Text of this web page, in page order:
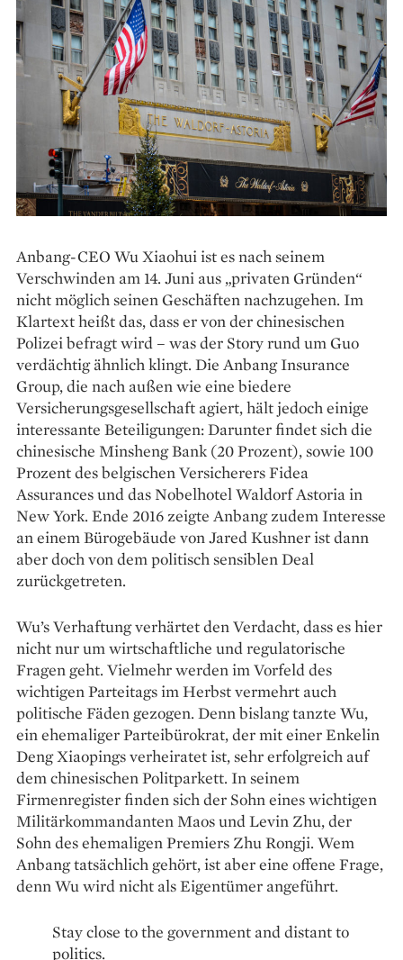
Anbang-CEO Wu Xiaohui ist es nach seinem
Verschwinden am 14. Juni aus „privaten Gründen“
nicht möglich seinen Geschäften nachzugehen. Im
Klartext heißt das, dass er von der chinesischen
Polizei befragt wird – was der Story rund um Guo
verdächtig ähnlich klingt. Die Anbang Insurance
Group, die nach außen wie eine biedere
Versicherungsgesellschaft agiert, hält jedoch einige
interessante Beteiligungen: Darunter findet sich die
chinesische Minsheng Bank (20 Prozent), sowie 100
Prozent des belgischen Versicherers Fidea
Assurances und das Nobelhotel Waldorf Astoria in
New York. Ende 2016 zeigte Anbang zudem Interesse
an einem Bürogebäude von Jared Kushner ist dann
aber doch von dem politisch sensiblen Deal
zurückgetreten.
Wu’s Verhaftung verhärtet den Verdacht, dass es hier
nicht nur um wirtschaftliche und regulatorische
Fragen geht. Vielmehr werden im Vorfeld des
wichtigen Parteitags im Herbst vermehrt auch
politische Fäden gezogen. Denn bislang tanzte Wu,
ein ehemaliger Parteibürokrat, der mit einer Enkelin
Deng Xiaopings verheiratet ist, sehr erfolgreich auf
dem chinesischen Politparkett. In seinem
Firmenregister finden sich der Sohn eines wichtigen
Militärkommandanten Maos und Levin Zhu, der
Sohn des ehemaligen Premiers Zhu Rongji. Wem
Anbang tatsächlich gehört, ist aber eine offene Frage,
denn Wu wird nicht als Eigentümer angeführt.
Stay close to the government and distant to
politics.